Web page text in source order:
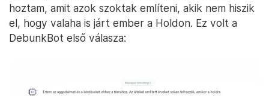
hoztam, amit azok szoktak említeni, akik nem hiszik
el, hogy valaha is járt ember a Holdon. Ez volt a
DebunkBot első válasza: